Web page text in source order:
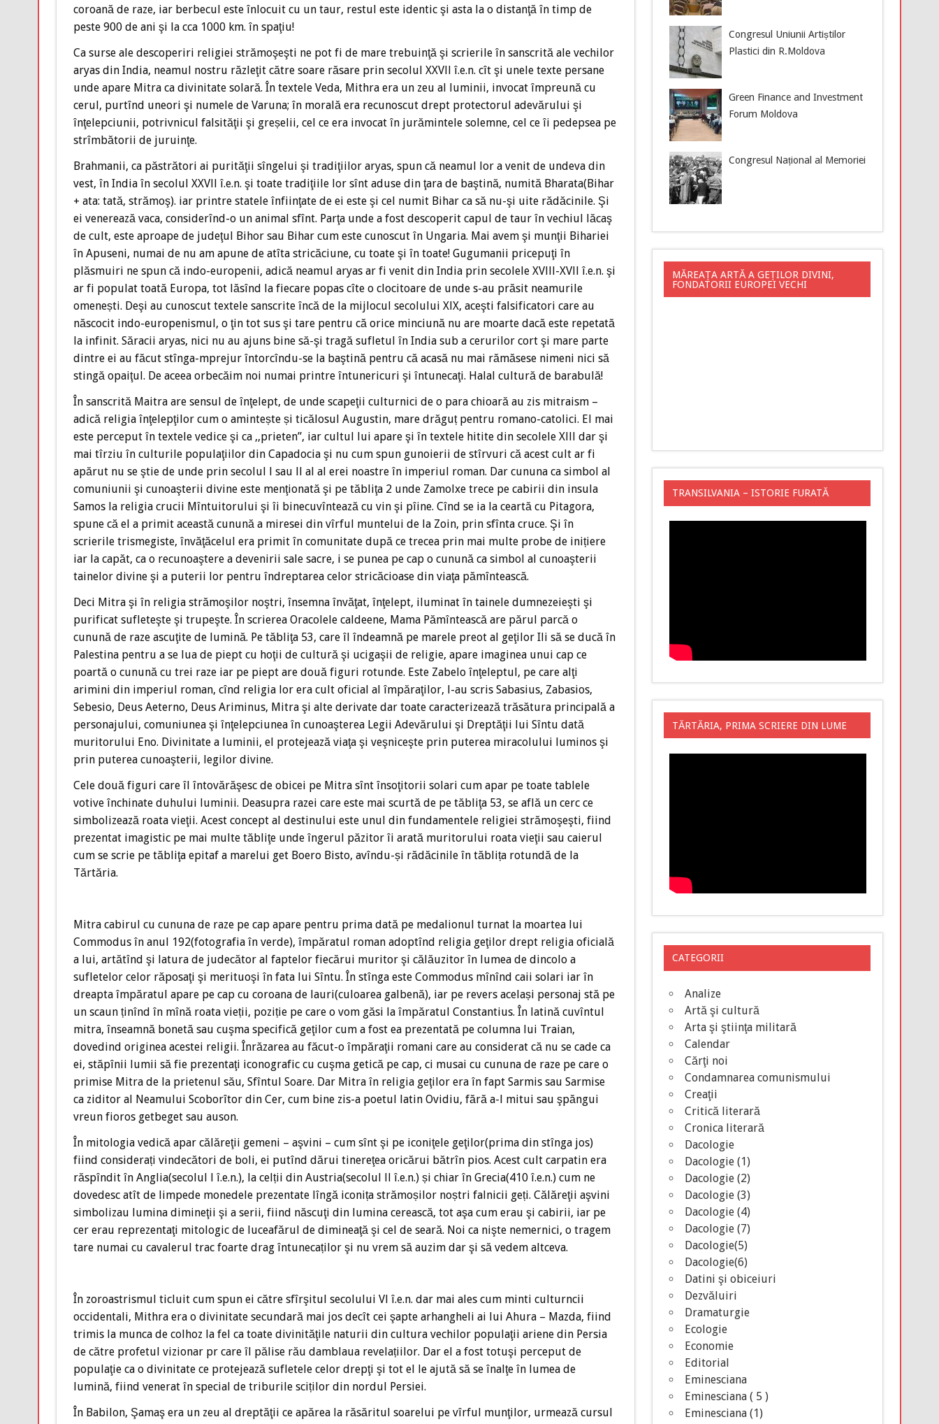
coroană de raze, iar berbecul este înlocuit cu un taur, restul este identic şi asta la o distanţă în timp de
peste 900 de ani şi la cca 1000 km. în spaţiu!
Ca surse ale descoperiri religiei strămoşeşti ne pot fi de mare trebuinţă şi scrierile în sanscrită ale vechilor
aryas din India, neamul nostru răzleţit către soare răsare prin secolul XXVll î.e.n. cît şi unele texte persane
unde apare Mitra ca divinitate solară. În textele Veda, Mithra era un zeu al luminii, invocat împreună cu
cerul, purtînd uneori şi numele de Varuna; în morală era recunoscut drept protectorul adevărului şi
înţelepciunii, potrivnicul falsităţii şi greșelii, cel ce era invocat în jurămintele solemne, cel ce îi pedepsea pe
strîmbătorii de juruinţe.
Brahmanii, ca păstrători ai purităţii sîngelui şi tradiţiilor aryas, spun că neamul lor a venit de undeva din
vest, în India în secolul XXVll î.e.n. şi toate tradiţiile lor sînt aduse din ţara de baştină, numită Bharata(Bihar
+ ata: tată, strămoş). iar printre statele înfiinţate de ei este şi cel numit Bihar ca să nu-şi uite rădăcinile. Şi
ei venerează vaca, considerînd-o un animal sfînt. Parţa unde a fost descoperit capul de taur în vechiul lăcaş
de cult, este aproape de judeţul Bihor sau Bihar cum este cunoscut în Ungaria. Mai avem şi munţii Bihariei
în Apuseni, numai de nu am apune de atîta stricăciune, cu toate şi în toate! Gugumanii pricepuţi în
plăsmuiri ne spun că indo-europenii, adică neamul aryas ar fi venit din India prin secolele XVlll-XVll î.e.n. şi
ar fi populat toată Europa, tot lăsînd la fiecare popas cîte o clocitoare de unde s-au prăsit neamurile
omenești. Deşi au cunoscut textele sanscrite încă de la mijlocul secolului XlX, aceşti falsificatori care au
născocit indo-europenismul, o ţin tot sus şi tare pentru că orice minciună nu are moarte dacă este repetată
la infinit. Săracii aryas, nici nu au ajuns bine să-şi tragă sufletul în India sub a cerurilor cort şi mare parte
dintre ei au făcut stînga-mprejur întorcîndu-se la baştină pentru că acasă nu mai rămăsese nimeni nici să
stingă opaiţul. De aceea orbecăim noi numai printre întunericuri şi întunecaţi. Halal cultură de barabulă!
În sanscrită Maitra are sensul de înţelept, de unde scapeţii culturnici de o para chioară au zis mitraism –
adică religia înţelepţilor cum o amintește și ticălosul Augustin, mare drăguț pentru romano-catolici. El mai
este perceput în textele vedice şi ca ,,prieten”, iar cultul lui apare şi în textele hitite din secolele Xlll dar şi
mai tîrziu în culturile populaţiilor din Capadocia şi nu cum spun gunoierii de stîrvuri că acest cult ar fi
apărut nu se ştie de unde prin secolul l sau ll al al erei noastre în imperiul roman. Dar cununa ca simbol al
comuniunii şi cunoaşterii divine este menţionată şi pe tăbliţa 2 unde Zamolxe trece pe cabirii din insula
Samos la religia crucii Mîntuitorului şi îi binecuvîntează cu vin şi pîine. Cînd se ia la ceartă cu Pitagora,
spune că el a primit această cunună a miresei din vîrful muntelui de la Zoin, prin sfînta cruce. Şi în
scrierile trismegiste, învăţăcelul era primit în comunitate după ce trecea prin mai multe probe de inițiere
iar la capăt, ca o recunoaştere a devenirii sale sacre, i se punea pe cap o cunună ca simbol al cunoaşterii
tainelor divine şi a puterii lor pentru îndreptarea celor stricăcioase din viaţa pămîntească.
Deci Mitra şi în religia strămoşilor noştri, însemna învăţat, înţelept, iluminat în tainele dumnezeieşti şi
purificat sufleteşte şi trupeşte. În scrierea Oracolele caldeene, Mama Pămîntească are părul parcă o
cunună de raze ascuţite de lumină. Pe tăbliţa 53, care îl îndeamnă pe marele preot al geţilor Ili să se ducă în
Palestina pentru a se lua de piept cu hoţii de cultură şi ucigaşii de religie, apare imaginea unui cap ce
poartă o cunună cu trei raze iar pe piept are două figuri rotunde. Este Zabelo înţeleptul, pe care alţi
arimini din imperiul roman, cînd religia lor era cult oficial al împăraţilor, l-au scris Sabasius, Zabasios,
Sebesio, Deus Aeterno, Deus Ariminus, Mitra şi alte derivate dar toate caracterizează trăsătura principală a
personajului, comuniunea şi înţelepciunea în cunoaşterea Legii Adevărului şi Dreptăţii lui Sîntu dată
muritorului Eno. Divinitate a luminii, el protejează viaţa şi veşniceşte prin puterea miracolului luminos şi
prin puterea cunoaşterii, legilor divine.
Cele două figuri care îl întovărăşesc de obicei pe Mitra sînt însoţitorii solari cum apar pe toate tablele
votive închinate duhului luminii. Deasupra razei care este mai scurtă de pe tăbliţa 53, se află un cerc ce
simbolizează roata vieţii. Acest concept al destinului este unul din fundamentele religiei strămoşeşti, fiind
prezentat imagistic pe mai multe tăbliţe unde îngerul păzitor îi arată muritorului roata vieţii sau caierul
cum se scrie pe tăbliţa epitaf a marelui get Boero Bisto, avîndu-și rădăcinile în tăblița rotundă de la
Tărtăria.
Mitra cabirul cu cununa de raze pe cap apare pentru prima dată pe medalionul turnat la moartea lui
Commodus în anul 192(fotografia în verde), împăratul roman adoptînd religia geţilor drept religia oficială
a lui, artătînd şi latura de judecător al faptelor fiecărui muritor şi călăuzitor în lumea de dincolo a
sufletelor celor răposaţi şi merituoşi în fata lui Sîntu. În stînga este Commodus mînînd caii solari iar în
dreapta împăratul apare pe cap cu coroana de lauri(culoarea galbenă), iar pe revers același personaj stă pe
un scaun ținînd în mînă roata vieții, poziție pe care o vom găsi la împăratul Constantius. În latină cuvîntul
mitra, înseamnă bonetă sau cuşma specifică geţilor cum a fost ea prezentată pe columna lui Traian,
dovedind originea acestei religii. Înrăzarea au făcut-o împăraţii romani care au considerat că nu se cade ca
ei, stăpînii lumii să fie prezentaţi iconografic cu cuşma getică pe cap, ci musai cu cununa de raze pe care o
primise Mitra de la prietenul său, Sfîntul Soare. Dar Mitra în religia geţilor era în fapt Sarmis sau Sarmise
ca ziditor al Neamului Scoborîtor din Cer, cum bine zis-a poetul latin Ovidiu, fără a-l mitui sau şpăngui
vreun fioros getbeget sau auson.
În mitologia vedică apar călăreţii gemeni – aşvini – cum sînt şi pe iconiţele geţilor(prima din stînga jos)
fiind considerați vindecători de boli, ei putînd dărui tinereţea oricărui bătrîn pios. Acest cult carpatin era
răspîndit în Anglia(secolul l î.e.n.), la celții din Austria(secolul ll î.e.n.) și chiar în Grecia(410 î.e.n.) cum ne
dovedesc atît de limpede monedele prezentate lîngă iconița strămoșilor noștri falnicii geți. Călăreţii aşvini
simbolizau lumina dimineţii şi a serii, fiind născuţi din lumina cerească, tot aşa cum erau şi cabirii, iar pe
cer erau reprezentaţi mitologic de luceafărul de dimineaţă şi cel de seară. Noi ca nişte nemernici, o tragem
tare numai cu cavalerul trac foarte drag întunecaților şi nu vrem să auzim dar şi să vedem altceva.
În zoroastrismul ticluit cum spun ei către sfîrşitul secolului Vl î.e.n. dar mai ales cum minti culturncii
occidentali, Mithra era o divinitate secundară mai jos decît cei şapte arhangheli ai lui Ahura – Mazda, fiind
trimis la munca de colhoz la fel ca toate divinităţile naturii din cultura vechilor populaţii ariene din Persia
de către profetul vizionar pr care îl pălise rău damblaua revelațiilor. Dar el a fost totuşi perceput de
populaţie ca o divinitate ce protejează sufletele celor drepţi şi tot el le ajută să se înalţe în lumea de
lumină, fiind venerat în special de triburile sciților din nordul Persiei.
În Babilon, Şamaş era un zeu al dreptăţii ce apărea la răsăritul soarelui pe vîrful munţilor, urmează cursul
Congresul Uniunii Artiștilor
Plastici din R.Moldova
Green Finance and Investment
Forum Moldova
Congresul Național al Memoriei
MĂREAȚA ARTĂ A GEȚILOR DIVINI,
FONDATORII EUROPEI VECHI
TRANSILVANIA – ISTORIE FURATĂ
TĂRTĂRIA, PRIMA SCRIERE DIN LUME
CATEGORII
Analize
Artă şi cultură
Arta şi ştiinţa militară
Calendar
Cărţi noi
Condamnarea comunismului
Creaţii
Critică literară
Cronica literară
Dacologie
Dacologie (1)
Dacologie (2)
Dacologie (3)
Dacologie (4)
Dacologie (7)
Dacologie(5)
Dacologie(6)
Datini şi obiceiuri
Dezvăluiri
Dramaturgie
Ecologie
Economie
Editorial
Eminesciana
Eminesciana ( 5 )
Eminesciana (1)